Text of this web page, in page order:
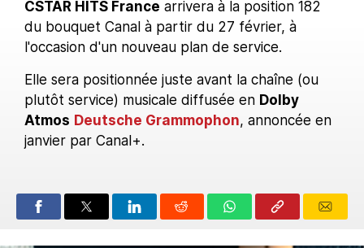
CSTAR HITS France arrivera à la position 182
du bouquet Canal à partir du 27 février, à
l'occasion d'un nouveau plan de service.
Elle sera positionnée juste avant la chaîne (ou
plutôt service) musicale diffusée en Dolby
Atmos Deutsche Grammophon, annoncée en
janvier par Canal+.